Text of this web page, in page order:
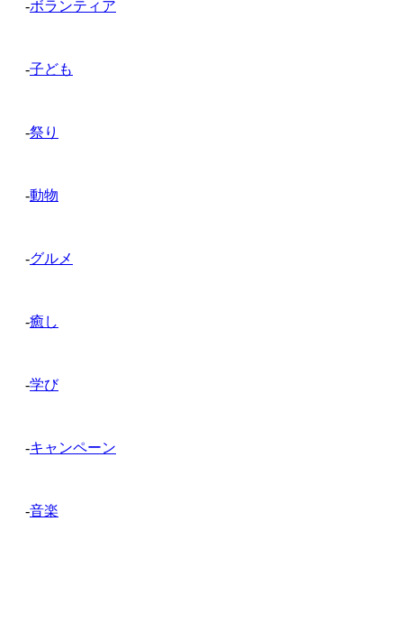
-ボランティア
-子ども
-祭り
-動物
-グルメ
-癒し
-学び
-キャンペーン
-音楽